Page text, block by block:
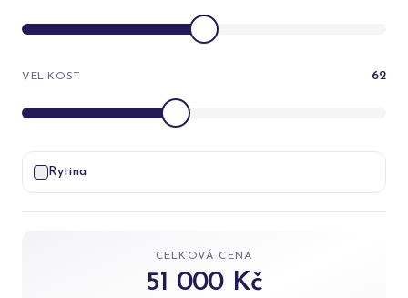
VELIKOST 62
Rytina
CELKOVÁ CENA
51 000 Kč